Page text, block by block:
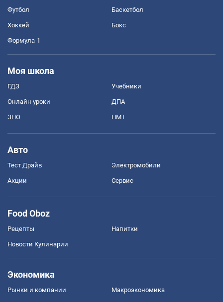
Футбол Баскетбол
Хоккей Бокс
Формула-1
Моя школа
ГДЗ Учебники
Онлайн уроки ДПА
ЗНО НМТ
Авто
Тест Драйв Электромобили
Акции Сервис
Food Oboz
Рецепты Напитки
Новости Кулинарии
Экономика
Рынки и компании Mакроэкономика